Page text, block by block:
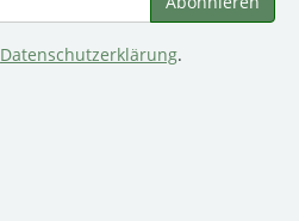
Datenschutzerklärung.